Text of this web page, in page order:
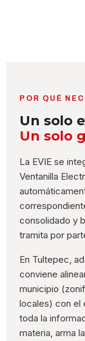
POR QUÉ
Un solo
Un solo
La EVIE se
Ventanilla
consolidado y
tramita por
En Tultepec,
conviene
municipio
locales) con el
toda la
materia, arma